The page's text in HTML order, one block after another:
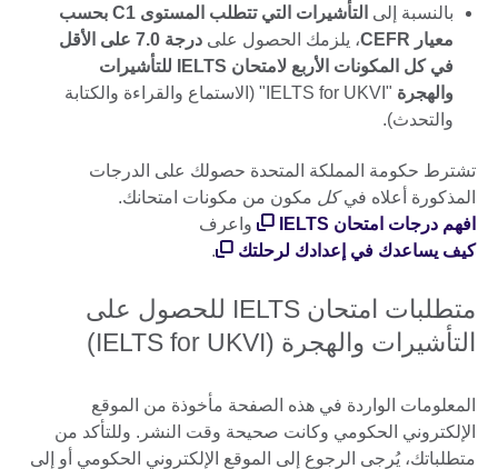
بالنسبة إلى
التأشيرات التي تتطلب المستوى C1 بحسب
معيار CEFR
، يلزمك الحصول على
درجة 7.0 على الأقل
في كل المكونات الأربع لامتحان IELTS للتأشيرات
والهجرة
"IELTS for UKVI" (الاستماع والقراءة والكتابة
والتحدث).
تشترط حكومة المملكة المتحدة حصولك على الدرجات
المذكورة أعلاه فيكل مكون من مكونات امتحانك.
افهم درجات امتحان IELTS
واعرف
كيف يساعدك في إعدادك لرحلتك
.
متطلبات امتحان IELTS للحصول على
التأشيرات والهجرة (IELTS for UKVI)
المعلومات الواردة في هذه الصفحة مأخوذة من الموقع
الإلكتروني الحكومي وكانت صحيحة وقت النشر. وللتأكد من
متطلباتك، يُرجى الرجوع إلى الموقع الإلكتروني الحكومي أو إلى